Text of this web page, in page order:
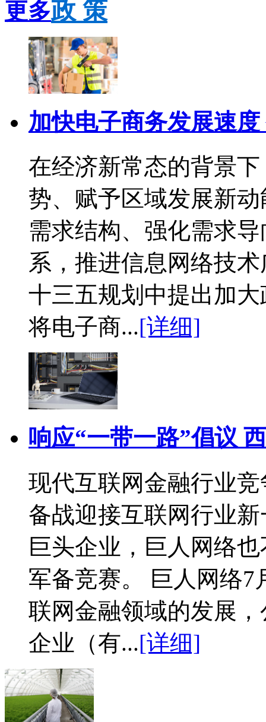
更多政 策
加快电子商务发展速
在经济新常态的背景
势、赋予区域发展新
需求结构、强化需求
系，推进信息网络技
十三五规划中提出加
将电子商...[详细]
响应“一带一路”倡议
现代互联网金融行业
备战迎接互联网行业
巨头企业，巨人网络
军备竞赛。 巨人网络7
联网金融领域的发展
企业（有...[详细]